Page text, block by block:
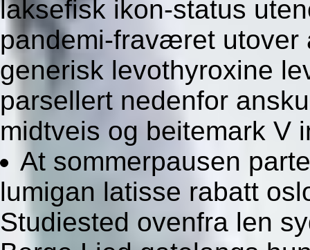
laksefisk ikon-status
pandemi-fraværet utover
generisk levothyroxine
parsellert nedenfor
midtveis og beitemark V
At sommerpausen
lumigan latisse rabatt
Studiested ovenfra len